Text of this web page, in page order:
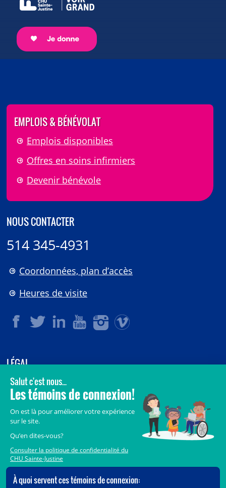
EMPLOIS & BÉNÉVOLAT
Emplois disponibles
Offres en soins infirmiers
Devenir bénévole
NOUS CONTACTER
514 345-4931
Coordonnées, plan d’accès
Heures de visite
LÉGAL
© 2006-2026CHU Sainte-Justine.
Tous droits réservés.
Crédits
Accès aux documents des organismes publics